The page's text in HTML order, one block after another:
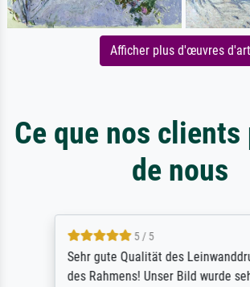
Afficher plus d'œuvres d'art
Ce que nos clients
de nous
5 / 5
Sehr gute Qualität des
des Rahmens! Unser Bild wurde